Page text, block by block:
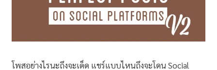
โพสอย่างไรนะถึงจะเด็ด แชร์แบบไหนถึงจะโดน Social